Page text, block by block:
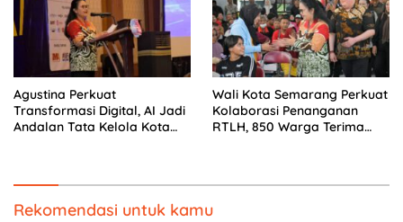
Agustina Perkuat
Transformasi Digital, AI Jadi
Andalan Tata Kelola Kota
Wali Kota Semarang Perkuat
Kolaborasi Penanganan
RTLH, 850 Warga Terima
Rekomendasi untuk kamu